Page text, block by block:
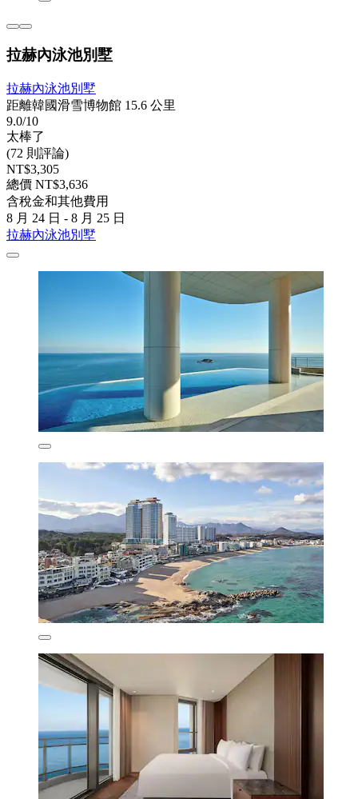
拉赫內泳池別墅
拉赫內泳池別墅
距離韓國滑雪博物館 15.6 公里
9.0/10
太棒了
(72 則評論)
NT$3,305
總價 NT$3,636
含稅金和其他費用
8 月 24 日 - 8 月 25 日
拉赫內泳池別墅